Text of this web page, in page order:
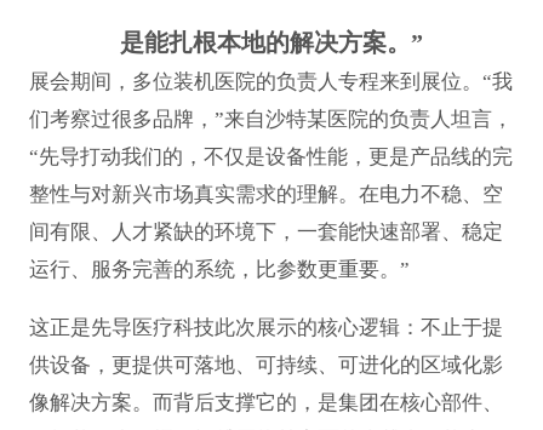
是能扎根本地的解决方案。”
展会期间，多位装机医院的负责人专程来到展位。“我
们考察过很多品牌，”来自沙特某医院的负责人坦言，
“先导打动我们的，不仅是设备性能，更是产品线的完
整性与对新兴市场真实需求的理解。在电力不稳、空
间有限、人才紧缺的环境下，一套能快速部署、稳定
运行、服务完善的系统，比参数更重要。”
这正是先导医疗科技此次展示的核心逻辑：不止于提
供设备，更提供可落地、可持续、可进化的区域化影
像解决方案。而背后支撑它的，是集团在核心部件、